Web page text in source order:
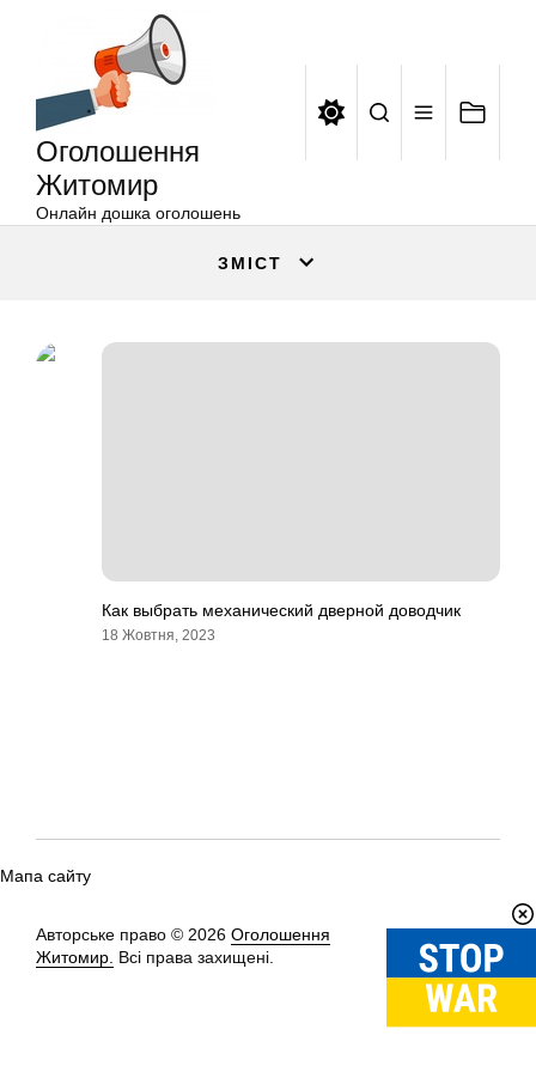
Оголошення
Житомир
Онлайн дошка оголошень
ЗМІСТ
Как выбрать механический дверной доводчик
18 Жовтня, 2023
Мапа сайту
Авторське право © 2026 Оголошення
Житомир. Всі права захищені.
Вгору↑